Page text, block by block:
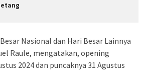
Nasional dan Hari Besar Lainnya
Raule, mengatakan, opening
2024 dan puncaknya 31 Agustus